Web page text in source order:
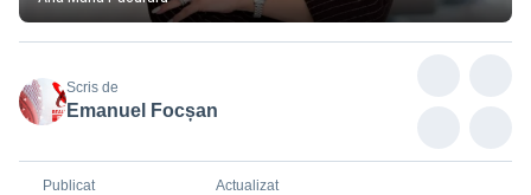
Scris de
Emanuel Focșan
Publicat Actualizat